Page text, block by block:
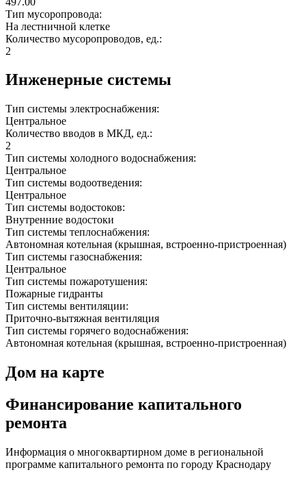
Тип мусоропровода:
На лестничной клетке
Количество мусоропроводов, ед.:
2
Инженерные системы
Тип системы электроснабжения:
Центральное
Количество вводов в МКД, ед.:
2
Тип системы холодного водоснабжения:
Центральное
Тип системы водоотведения:
Центральное
Тип системы водостоков:
Внутренние водостоки
Тип системы теплоснабжения:
Автономная котельная (крышная, встроенно-пристроенная)
Тип системы газоснабжения:
Центральное
Тип системы пожаротушения:
Пожарные гидранты
Тип системы вентиляции:
Приточно-вытяжная вентиляция
Тип системы горячего водоснабжения:
Автономная котельная (крышная, встроенно-пристроенная)
Дом на карте
Финансирование капитального
ремонта
Информация о многоквартирном доме в региональной
программе капитального ремонта по городу Краснодару